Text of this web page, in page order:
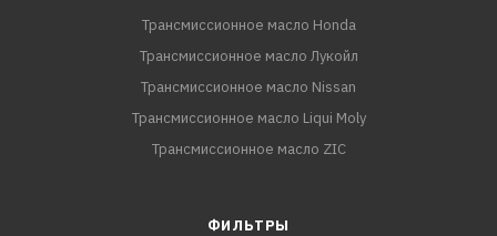
Трансмиссионное масло Honda
Трансмиссионное масло Лукойл
Трансмиссионное масло Nissan
Трансмиссионное масло Liqui Moly
Трансмиссионное масло ZIC
ФИЛЬТРЫ